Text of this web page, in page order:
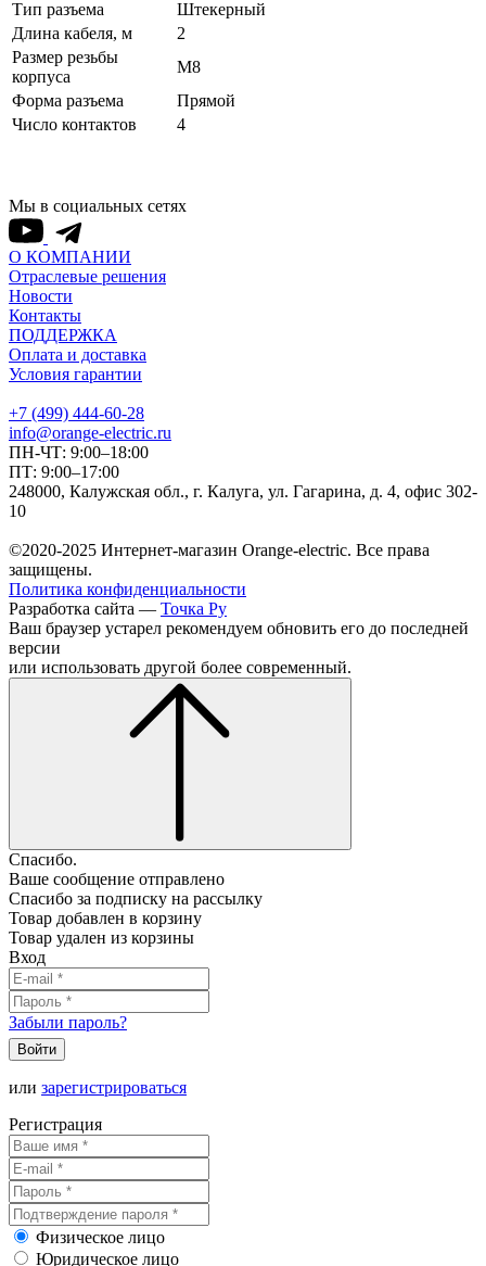
Тип разъема
Штекерный
Длина кабеля, м
2
Размер резьбы
корпуса
M8
Форма разъема
Прямой
Число контактов
4
Мы в социальных сетях
О КОМПАНИИ
Отраслевые решения
Новости
Контакты
ПОДДЕРЖКА
Оплата и доставка
Условия гарантии
+7 (499) 444-60-28
info@orange-electric.ru
ПН-ЧТ: 9:00–18:00
ПТ: 9:00–17:00
248000, Калужская обл., г. Калуга, ул. Гагарина, д. 4, офис 302-
10
©2020-2025 Интернет-магазин Orange-electric. Все права
защищены.
Политика конфиденциальности
Разработка сайта — Точка Ру
Ваш браузер устарел рекомендуем обновить его до последней
версии
или использовать другой более современный.
Спасибо.
Ваше сообщение отправлено
Спасибо за подписку на рассылку
Товар добавлен в корзину
Товар удален из корзины
Вход
Забыли пароль?
Войти
или зарегистрироваться
Регистрация
Физическое лицо
Юридическое лицо